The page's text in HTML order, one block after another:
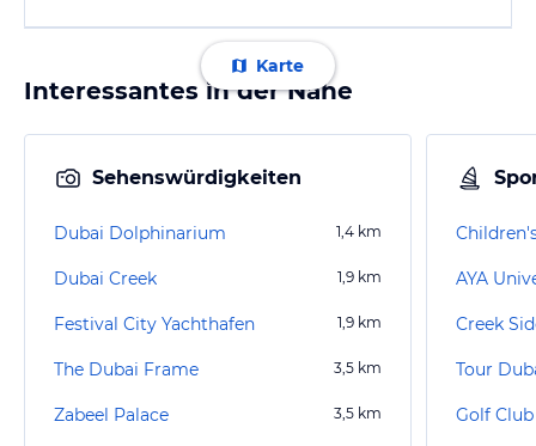
Karte
Interessantes in der Nähe
Sehenswürdigkeiten
Dubai Dolphinarium 1,4 km
Dubai Creek 1,9 km
Festival City Yachthafen 1,9 km
The Dubai Frame 3,5 km
Zabeel Palace 3,5 km
AYA
Creek
Tour
Golf